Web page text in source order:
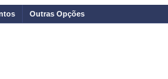
Outras Opções